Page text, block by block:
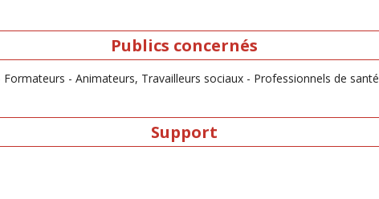
Publics concernés
- Animateurs, Travailleurs sociaux - Professionnels de santé
Support